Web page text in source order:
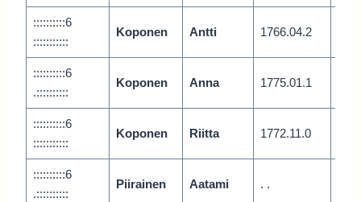
::::::::::6
:::::::::::
Koponen Antti 1766.04.2
::::::::::6
.::::::::::
Koponen Anna 1775.01.1
::::::::::6
:::::::::::
Koponen Riitta 1772.11.0
::::::::::6
.::::::::::
Piirainen Aatami . .